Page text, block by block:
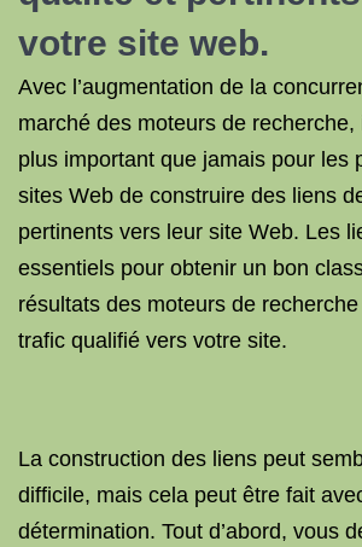
votre site web.
Avec l’augmentation de la
marché des moteurs de recherche,
plus important que jamais pour les
sites Web de construire des liens
pertinents vers leur site Web. Les
essentiels pour obtenir un bon
résultats des moteurs de
trafic qualifié vers votre site.
La construction des liens peut
difficile, mais cela peut être fait
détermination. Tout d’abord, vous